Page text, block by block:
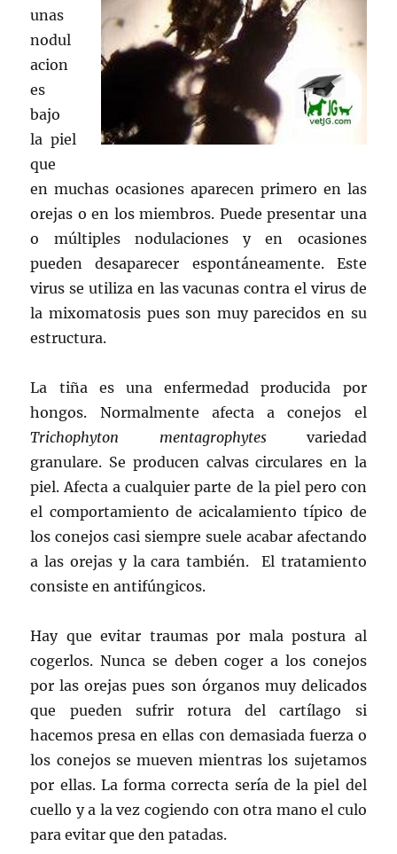
unas
nodul
acion
es
bajo
la piel
que
en muchas ocasiones aparecen primero en las
orejas o en los miembros. Puede presentar una
o múltiples nodulaciones y en ocasiones
pueden desaparecer espontáneamente. Este
virus se utiliza en las vacunas contra el virus de
la mixomatosis pues son muy parecidos en su
estructura.
La tiña es una enfermedad producida por
hongos. Normalmente afecta a conejos el
Trichophyton mentagrophytes variedad
granulare. Se producen calvas circulares en la
piel. Afecta a cualquier parte de la piel pero con
el comportamiento de acicalamiento típico de
los conejos casi siempre suele acabar afectando
a las orejas y la cara también. El tratamiento
consiste en antifúngicos.
Hay que evitar traumas por mala postura al
cogerlos. Nunca se deben coger a los conejos
por las orejas pues son órganos muy delicados
que pueden sufrir rotura del cartílago si
hacemos presa en ellas con demasiada fuerza o
los conejos se mueven mientras los sujetamos
por ellas. La forma correcta sería de la piel del
cuello y a la vez cogiendo con otra mano el culo
para evitar que den patadas.